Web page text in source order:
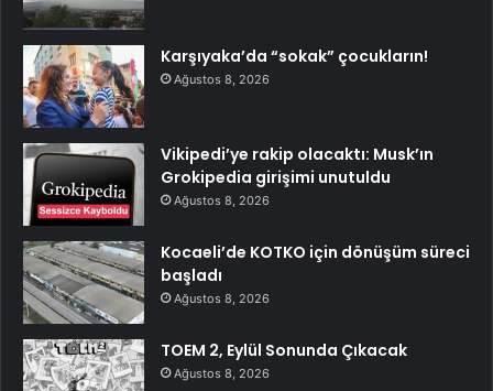
Karşıyaka’da “sokak” çocukların!
Ağustos 8, 2026
Vikipedi’ye rakip olacaktı: Musk’ın
Grokipedia girişimi unutuldu
Ağustos 8, 2026
Kocaeli’de KOTKO için dönüşüm süreci
başladı
Ağustos 8, 2026
TOEM 2, Eylül Sonunda Çıkacak
Ağustos 8, 2026